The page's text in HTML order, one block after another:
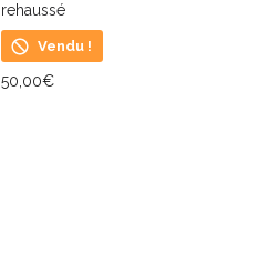
rehaussé
Vendu !
50,00€